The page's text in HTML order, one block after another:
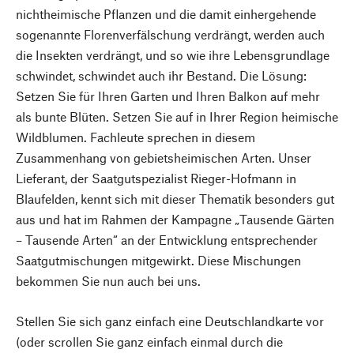
nichtheimische Pflanzen und die damit einhergehende
sogenannte Florenverfälschung verdrängt, werden auch
die Insekten verdrängt, und so wie ihre Lebensgrundlage
schwindet, schwindet auch ihr Bestand. Die Lösung:
Setzen Sie für Ihren Garten und Ihren Balkon auf mehr
als bunte Blüten. Setzen Sie auf in Ihrer Region heimische
Wildblumen. Fachleute sprechen in diesem
Zusammenhang von gebietsheimischen Arten. Unser
Lieferant, der Saatgutspezialist Rieger-Hofmann in
Blaufelden, kennt sich mit dieser Thematik besonders gut
aus und hat im Rahmen der Kampagne „Tausende Gärten
– Tausende Arten“ an der Entwicklung entsprechender
Saatgutmischungen mitgewirkt. Diese Mischungen
bekommen Sie nun auch bei uns.
Stellen Sie sich ganz einfach eine Deutschlandkarte vor
(oder scrollen Sie ganz einfach einmal durch die